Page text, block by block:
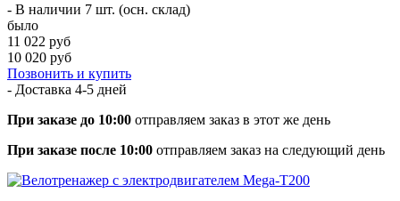
- В наличии 7 шт. (осн. склад)
было
11 022 руб
10 020 руб
Позвонить и купить
- Доставка 4-5 дней
При заказе до 10:00 отправляем заказ в этот же день
При заказе после 10:00 отправляем заказ на следующий день